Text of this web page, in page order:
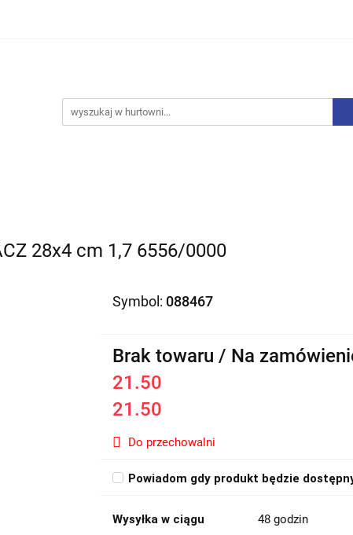
28x4 cm 1,7 6556/0000
Symbol: 088467
Brak towaru / Na
21.50
21.50
Do przechowalni
Powiadom gdy produkt będzie
Wysyłka w ciągu 48 godzin